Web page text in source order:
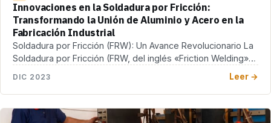
Innovaciones en la Soldadura por Fricción:
Transformando la Unión de Aluminio y Acero en la
Fabricación Industrial
Soldadura por Fricción (FRW): Un Avance Revolucionario La
Soldadura por Fricción (FRW, del inglés «Friction Welding»),
DIC 2023 Leer →